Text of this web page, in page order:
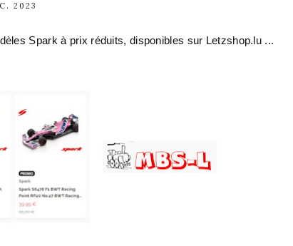
2023
Spark à prix réduits, disponibles sur Letzshop.lu ...